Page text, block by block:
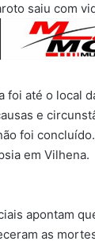
saiu com
foi até o local
e
foi
em Vilhena.
apontam
as